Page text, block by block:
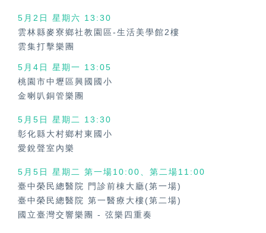
5月2日 星期六 13:30
雲林縣麥寮鄉社教園區-生活美學館2樓
雲集打擊樂團
5月4日 星期一 13:05
桃園市中壢區興國國小
金喇叭銅管樂團
5月5日 星期二 13:30
彰化縣大村鄉村東國小
愛銳聲室內樂
5月5日 星期二 第一場10:00、第二場11:00
臺中榮民總醫院 門診前棟大廳(第一場)
臺中榮民總醫院 第一醫療大樓(第二場)
國立臺灣交響樂團 - 弦樂四重奏